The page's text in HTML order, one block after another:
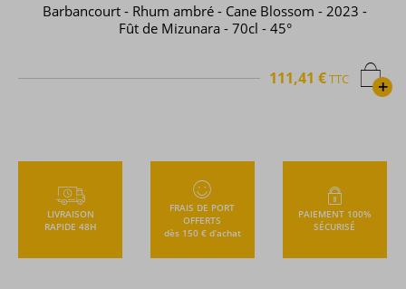
Barbancourt - Rhum ambré - Cane Blossom - 2023 -
Fût de Mizunara - 70cl - 45°
+
111,41 €TTC
LIVRAISON
RAPIDE 48H
FRAIS DE PORT
OFFERTS
dès 150 € d’achat
PAIEMENT 100%
SÉCURISÉ